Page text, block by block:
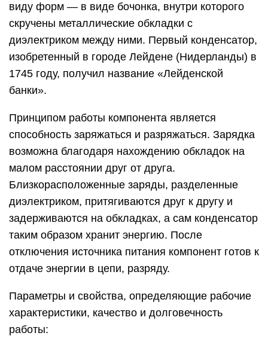
виду форм — в виде бочонка, внутри которого
скручены металлические обкладки с
диэлектриком между ними. Первый конденсатор,
изобретенный в городе Лейдене (Нидерланды) в
1745 году, получил название «Лейденской
банки».
Принципом работы компонента является
способность заряжаться и разряжаться. Зарядка
возможна благодаря нахождению обкладок на
малом расстоянии друг от друга.
Близкорасположенные заряды, разделенные
диэлектриком, притягиваются друг к другу и
задерживаются на обкладках, а сам конденсатор
таким образом хранит энергию. После
отключения источника питания компонент готов к
отдаче энергии в цепи, разряду.
Параметры и свойства, определяющие рабочие
характеристики, качество и долговечность
работы: